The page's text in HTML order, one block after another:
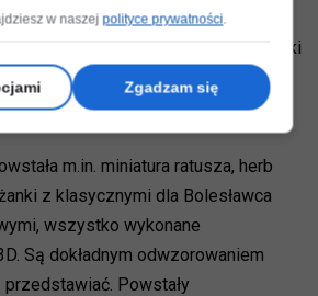
stempelkowej oraz lokalnych
W ten sposób udowadnia, że techniki
osoby o specjalnych potrzebach
m.in. miniatura ratusza, herb
z klasycznymi dla Bolesławca
wszystko wykonane
Są dokładnym odwzorowaniem
Powstały
w naszejpolityce prywatności.
Zgadzam się